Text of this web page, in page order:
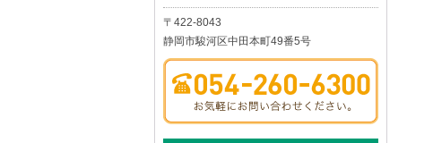
〒422-8043
静岡市駿河区中田本町49番5号